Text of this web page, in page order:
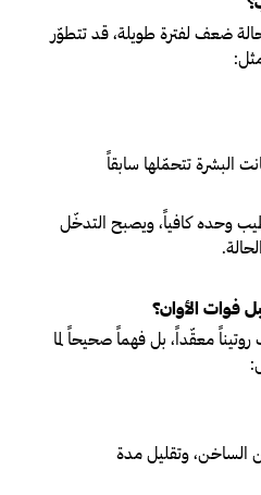
ضعف لفترة طويلة، قد تتطوّر
تتحمّلها سابقاً
وحده كافياً، ويصبح التدخّل
فوات الأوان؟
معقّداً، بل فهماً صحيحاً لما
من الساخن، وتقليل مدة